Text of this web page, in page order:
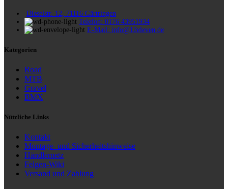
Dieselstr. 12, 71116 Gärtringen
Telefon: 0176 43951934
E-Mail: info@12eleven.de
Kategorien
Road
MTB
Gravel
BMX
Nützliche Links
Kontakt
Montage- und Sicherheitshinweise
Händlernetz
Felgen-Wiki
Versand und Zahlung